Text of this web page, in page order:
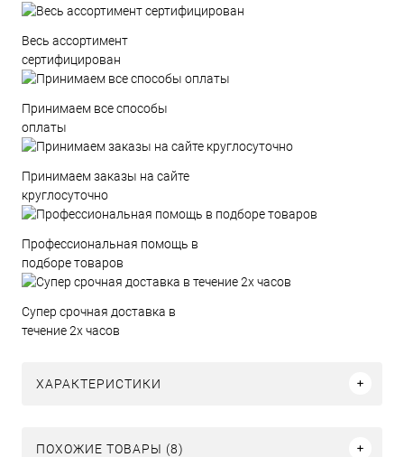
Весь ассортимент
сертифицирован
Принимаем все способы
оплаты
Принимаем заказы на сайте
круглосуточно
Профессиональная помощь в
подборе товаров
Супер срочная доставка в
течение 2х часов
ХАРАКТЕРИСТИКИ
ПОХОЖИЕ ТОВАРЫ (8)